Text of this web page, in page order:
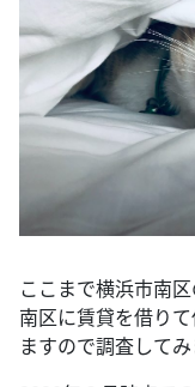
ここまで横浜市南
南区に賃貸を借り
ますので調査してみ